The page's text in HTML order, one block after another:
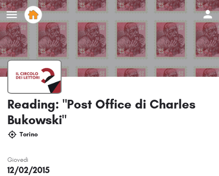
Reading: "Post Office di Charles
Bukowski"
Torino
Giovedi
12/02/2015